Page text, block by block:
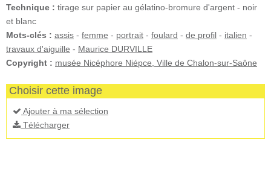
Technique : tirage sur papier au gélatino-bromure d'argent - noir
et blanc
Mots-clés : assis - femme - portrait - foulard - de profil - italien -
travaux d'aiguille - Maurice DURVILLE
Copyright : musée Nicéphore Niépce, Ville de Chalon-sur-Saône
Choisir cette image
Ajouter à ma sélection
Télécharger